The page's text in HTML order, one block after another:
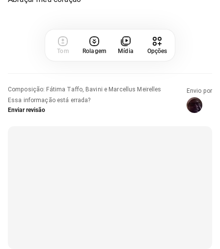
Tom Rolagem Mídia Opções
Composição: Fátima Taffo, Bavini e Marcellus Meirelles
Essa informação está errada?
Enviar revisão
Envio por